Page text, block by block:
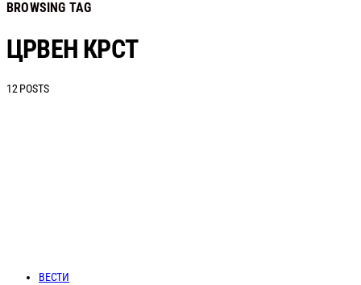
BROWSING TAG
ЦРВЕН КРСТ
12 POSTS
ВЕСТИ